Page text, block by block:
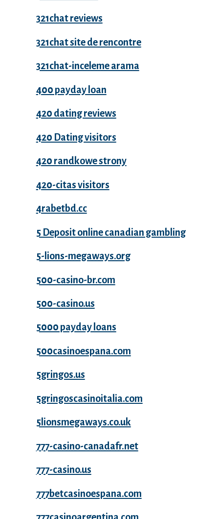
321chat reviews
321chat site de rencontre
321chat-inceleme arama
400 payday loan
420 dating reviews
420 Dating visitors
420 randkowe strony
420-citas visitors
4rabetbd.cc
5 Deposit online canadian gambling
5-lions-megaways.org
500-casino-br.com
500-casino.us
5000 payday loans
500casinoespana.com
5gringos.us
5gringoscasinoitalia.com
5lionsmegaways.co.uk
777-casino-canadafr.net
777-casino.us
777betcasinoespana.com